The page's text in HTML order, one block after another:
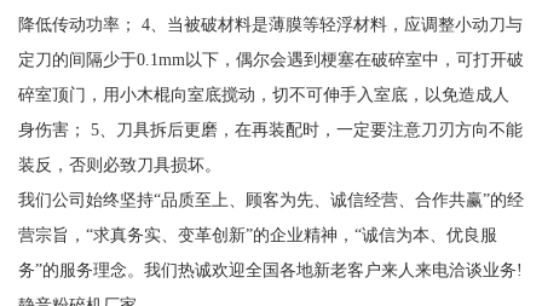
降低传动功率； 4、当被破材料是薄膜等轻浮材料，应调整小动刀与
定刀的间隔少于0.1mm以下，偶尔会遇到梗塞在破碎室中，可打开破
碎室顶门，用小木棍向室底搅动，切不可伸手入室底，以免造成人
身伤害； 5、刀具拆后更磨，在再装配时，一定要注意刀刃方向不能
装反，否则必致刀具损坏。
我们公司始终坚持“品质至上、顾客为先、诚信经营、合作共赢”的经
营宗旨，“求真务实、变革创新”的企业精神，“诚信为本、优良服
务”的服务理念。我们热诚欢迎全国各地新老客户来人来电洽谈业务!